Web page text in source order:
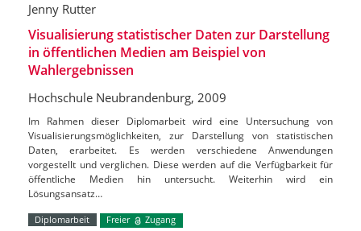
Jenny Rutter
Visualisierung statistischer Daten zur Darstellung
in öffentlichen Medien am Beispiel von
Wahlergebnissen
Hochschule Neubrandenburg, 2009
Im Rahmen dieser Diplomarbeit wird eine Untersuchung von
Visualisierungsmöglichkeiten, zur Darstellung von statistischen
Daten, erarbeitet. Es werden verschiedene Anwendungen
vorgestellt und verglichen. Diese werden auf die Verfügbarkeit für
öffentliche Medien hin untersucht. Weiterhin wird ein
Lösungsansatz…
Diplomarbeit Freier Zugang